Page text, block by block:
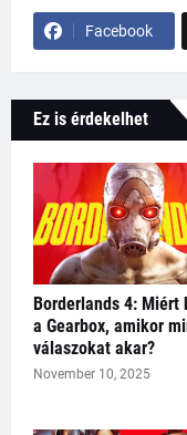
Facebook
Ez is érdekelhet
Borderlands 4: Miért
a Gearbox, amikor
válaszokat akar?
November 10, 2025